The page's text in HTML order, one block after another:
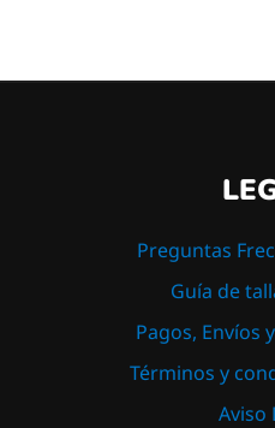
Preguntas
Guía de
Pagos, Envíos
Términos y
Aviso